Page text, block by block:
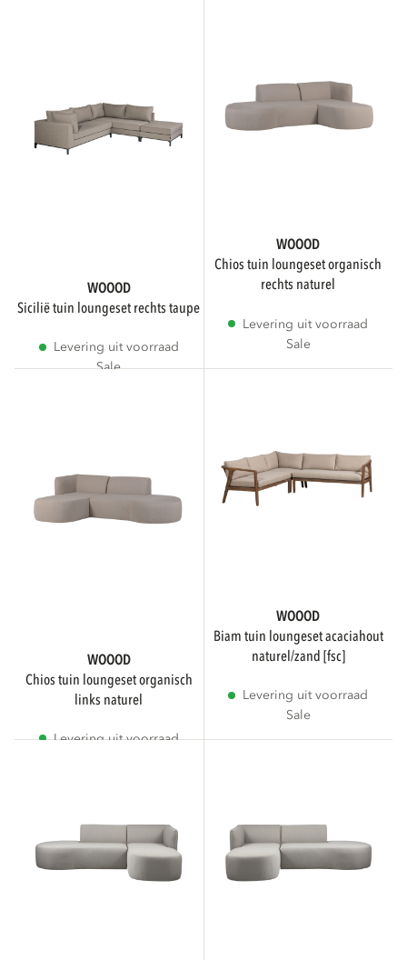
Rechthoekig
ZITCOMFORT
Overig
WOOOD
sicilië tuin loungeset rechts taupe
Levering uit voorraad
Sale
WOOOD
chios tuin loungeset organisch
rechts naturel
Levering uit voorraad
Sale
WOOOD
chios tuin loungeset organisch
links naturel
Levering uit voorraad
WOOOD
biam tuin loungeset acaciahout
naturel/zand [fsc]
Levering uit voorraad
Sale